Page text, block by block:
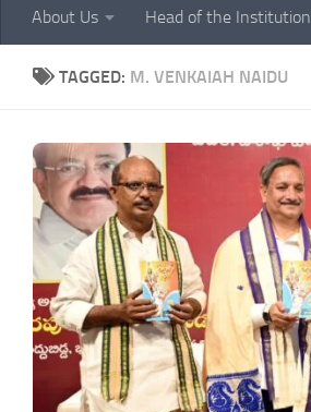
About Us Head of the Institution
TAGGED: M. VENKAIAH NAIDU